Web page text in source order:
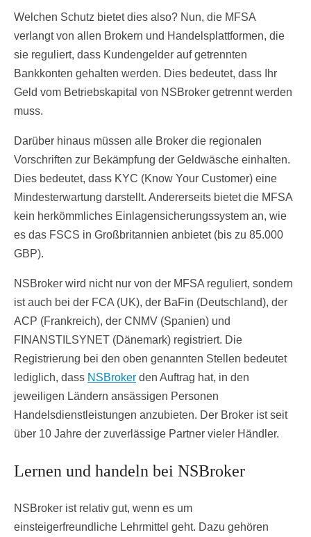
Welchen Schutz bietet dies also? Nun, die MFSA
verlangt von allen Brokern und Handelsplattformen, die
sie reguliert, dass Kundengelder auf getrennten
Bankkonten gehalten werden. Dies bedeutet, dass Ihr
Geld vom Betriebskapital von NSBroker getrennt werden
muss.
Darüber hinaus müssen alle Broker die regionalen
Vorschriften zur Bekämpfung der Geldwäsche einhalten.
Dies bedeutet, dass KYC (Know Your Customer) eine
Mindesterwartung darstellt. Andererseits bietet die MFSA
kein herkömmliches Einlagensicherungssystem an, wie
es das FSCS in Großbritannien anbietet (bis zu 85.000
GBP).
NSBroker wird nicht nur von der MFSA reguliert, sondern
ist auch bei der FCA (UK), der BaFin (Deutschland), der
ACP (Frankreich), der CNMV (Spanien) und
FINANSTILSYNET (Dänemark) registriert. Die
Registrierung bei den oben genannten Stellen bedeutet
lediglich, dass NSBroker den Auftrag hat, in den
jeweiligen Ländern ansässigen Personen
Handelsdienstleistungen anzubieten. Der Broker ist seit
über 10 Jahre der zuverlässige Partner vieler Händler.
Lernen und handeln bei NSBroker
NSBroker ist relativ gut, wenn es um
einsteigerfreundliche Lehrmittel geht. Dazu gehören